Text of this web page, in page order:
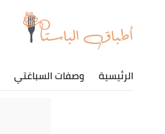
الرئيسية وصفات السباغتي